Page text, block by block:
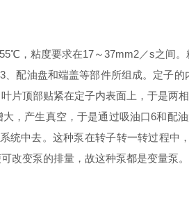
，粘度要求在17～37mm2／s之间。
、配油盘和端盖等部件所组成。定子
片顶部贴紧在定子内表面上，于是
，产生真空，于是通过吸油口6和配
统中去。这种泵在转子转一转过程
改变泵的排量，故这种泵都是变量泵。